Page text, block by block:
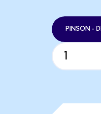
PINSON -